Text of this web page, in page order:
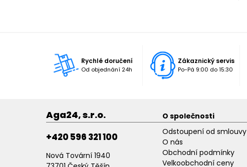
Rychlé doručení
Od objednání 24h
Zákaznický servis
Po-Pá 9:00 do 15:30
Aga24, s.r.o.
+420 596 321 100
Nová Tovární 1940
O společnosti
Odstoupení od smlouvy
O nás
Obchodní podmínky
Velkoobchodní ceny